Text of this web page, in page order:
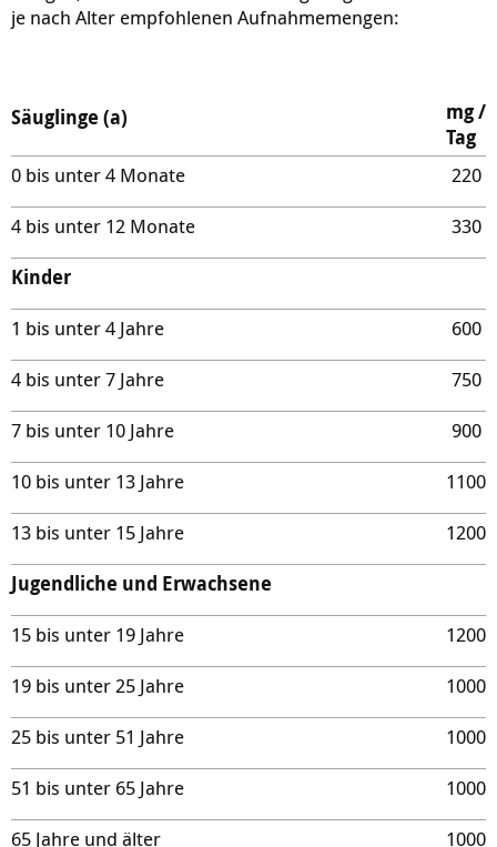
je nach Alter empfohlenen Aufnahmemengen:
Säuglinge (a)
mg /
Tag
0 bis unter 4 Monate
220
4 bis unter 12 Monate
330
Kinder
1 bis unter 4 Jahre
600
4 bis unter 7 Jahre
750
7 bis unter 10 Jahre
900
10 bis unter 13 Jahre
1100
13 bis unter 15 Jahre
1200
Jugendliche und Erwachsene
15 bis unter 19 Jahre
1200
19 bis unter 25 Jahre
1000
25 bis unter 51 Jahre
1000
51 bis unter 65 Jahre
1000
65 Jahre und älter
1000